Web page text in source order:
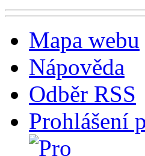
Mapa webu
Nápověda
Odběr RSS
Prohlášení